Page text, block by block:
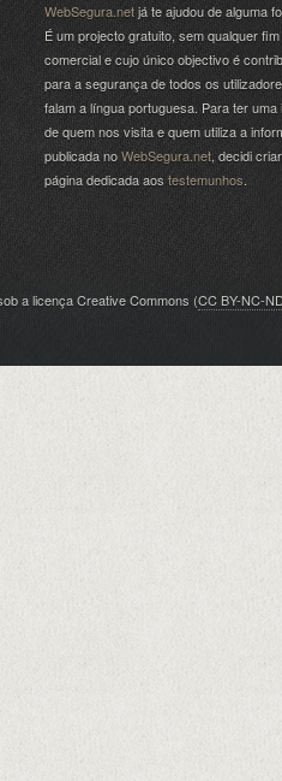
WebSegura.netjá te ajudou de alguma
É um projecto gratuito, sem qualquer fim
comercial e cujo único objectivo é
para a segurança de todos os
falam a língua portuguesa. Para ter uma
de quem nos visita e quem utiliza a
publicada noWebSegura.net , decidi
página dedicada aos testemunhos
a licença Creative Commons (CC BY-NC-